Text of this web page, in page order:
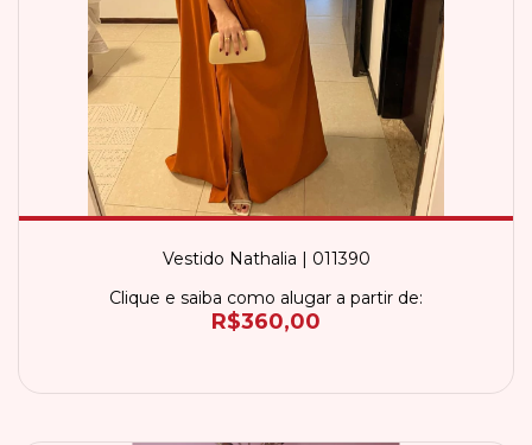
Vestido Nathalia | 011390
Clique e saiba como alugar a partir de:
R$360,00